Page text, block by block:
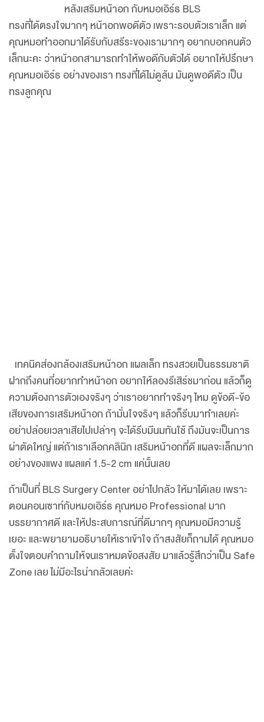
หลังเสริมหน้าอก กับหมอเอิร์ธ BLS
ทรงที่ได้ตรงใจมากๆ หน้าอกพอดีตัว เพราะรอบตัวเราเล็ก แต่
คุณหมอทำออกมาได้รับกับสรีระของเรามากๆ อยากบอกคนตัว
เล็กนะคะ ว่าหน้าอกสามารถทำให้พอดีกับตัวได้ อยากให้ปรึกษา
คุณหมอเอิร์ธ อย่างของเรา ทรงที่ได้ไม่ดูล้น มันดูพอดีตัว เป็น
ทรงลูกคุณ
เทคนิคส่องกล้องเสริมหน้าอก แผลเล็ก ทรงสวยเป็นธรรมชาติ
ฝากถึงคนที่อยากทำหน้าอก อยากให้ลองรีเสิร์ชมาก่อน แล้วก็ดู
ความต้องการตัวเองจริงๆ ว่าเราอยากทำจริงๆ ไหม ดูข้อดี-ข้อ
เสียของการเสริมหน้าอก ถ้ามั่นใจจริงๆ แล้วก็รีบมาทำเลยค่ะ
อย่าปล่อยเวลาเสียไปเปล่าๆ จะได้รีบมีนมทันใช้ ถึงมันจะเป็นการ
ผ่าตัดใหญ่ แต่ถ้าเราเลือกคลินิก เสริมหน้าอกที่ดี แผลจะเล็กมาก
อย่างของแพง แผลแค่ 1.5-2 cm แค่นั้นเลย
ถ้าเป็นที่ BLS Surgery Center อย่าไปกลัว ให้มาได้เลย เพราะ
ตอนคอนเซาท์กับหมอเอิร์ธ คุณหมอ Professional มาก
บรรยากาศดี และให้ประสบการณ์ที่ดีมากๆ คุณหมอมีความรู้
เยอะ และพยายามอธิบายให้เราเข้าใจ ถ้าสงสัยก็ถามได้ คุณหมอ
ตั้งใจตอบคำถามให้จนเราหมดข้อสงสัย มาแล้วรู้สึกว่าเป็น Safe
Zone เลย ไม่มีอะไรน่ากลัวเลยค่ะ